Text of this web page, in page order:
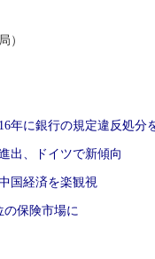
）
年に銀行の規定違反処分
出、ドイツで新傾向
国経済を楽観視
の保険市場に